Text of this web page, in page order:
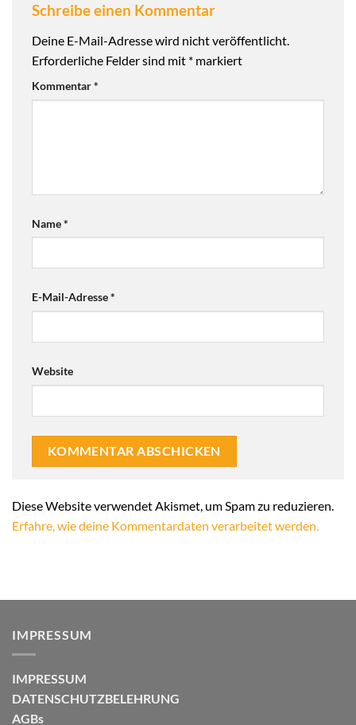
Schreibe einen Kommentar
Deine E-Mail-Adresse wird nicht veröffentlicht.
Erforderliche Felder sind mit * markiert
Kommentar*
Name*
E-Mail-Adresse*
Website
Diese Website verwendet Akismet, um Spam zu reduzieren.
Erfahre, wie deine Kommentardaten verarbeitet werden.
IMPRESSUM
IMPRESSUM
DATENSCHUTZBELEHRUNG
AGBs